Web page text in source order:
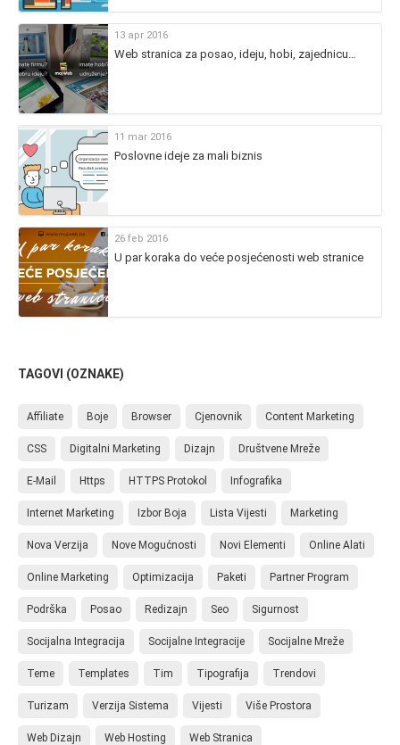
13 apr 2016
Web stranica za posao, ideju, hobi, zajednicu…
11 mar 2016
Poslovne ideje za mali biznis
26 feb 2016
U par koraka do veće posjećenosti web stranice
TAGOVI (OZNAKE)
Affiliate Boje Browser Cjenovnik Content Marketing
CSS Digitalni Marketing Dizajn Društvene Mreže
E-Mail Https HTTPS Protokol Infografika
Internet Marketing Izbor Boja Lista Vijesti Marketing
Nova Verzija Nove Mogućnosti Novi Elementi Online Alati
Online Marketing Optimizacija Paketi Partner Program
Podrška Posao Redizajn Seo Sigurnost
Socijalna Integracija Socijalne Integracije Socijalne Mreže
Teme Templates Tim Tipografija Trendovi
Turizam Verzija Sistema Vijesti Više Prostora
Web Dizajn Web Hosting Web Stranica